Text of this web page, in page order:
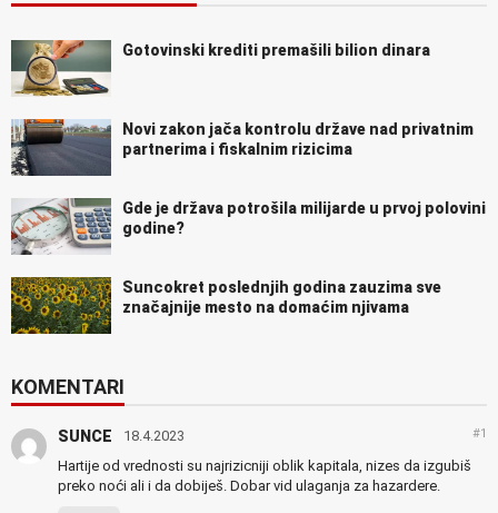
Gotovinski krediti premašili bilion dinara
Novi zakon jača kontrolu države nad privatnim
partnerima i fiskalnim rizicima
Gde je država potrošila milijarde u prvoj polovini
godine?
Suncokret poslednjih godina zauzima sve
značajnije mesto na domaćim njivama
KOMENTARI
SUNCE 18.4.2023 #1
Hartije od vrednosti su najrizicniji oblik kapitala, nizes da izgubiš
preko noći ali i da dobiješ. Dobar vid ulaganja za hazardere.